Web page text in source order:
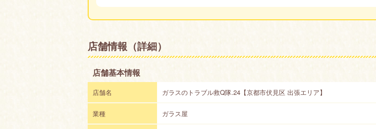
店舗情報（詳細）
店舗基本情報
店舗名 ガラスのトラブル救Q隊.24【京都市伏見区 出張エリア】
業種 ガラス屋